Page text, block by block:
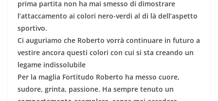
prima partita non ha mai smesso di dimostrare
l’attaccamento ai colori nero-verdi al di là dell’aspetto
sportivo.
Ci auguriamo che Roberto vorrà continuare in futuro a
vestire ancora questi colori con cui si sta creando un
legame indissolubile
Per la maglia Fortitudo Roberto ha messo cuore,
sudore, grinta, passione. Ha sempre tenuto un